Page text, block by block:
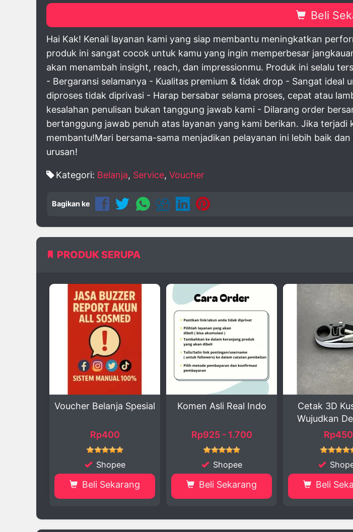
Beli
Hai Kak! Kenali layanan kami yang siap membantu meningkatkan
produk ini sangat cocok untuk kamu yang ingin memperbesar
akan menambah insight, reach, dan impressionmu. Produk ini selalu
- Bergaransi selamanya - Kualitas premium & tidak drop - Sangat
diproses tidak diprivasi - Harap bersabar selama proses, cepat atau
kesalahan penulisan bukan tanggung jawab kami - Dilarang order
bertanggung jawab penuh atas layanan yang kami berikan. Jika
membantu!Mari bersama-sama menjadikan pelayanan ini lebih baik
urusan!
Kategori: Belanja, Service, Voucher
Bagikan ke
PRODUK SERUPA
Spesial Komen Asli Real Indo
Rp925 - 1.700
Shopee
Beli Sekarang
Cetak 3D Kustom –
Rp450
Shopee
Beli Sekarang
Jasa
Beli